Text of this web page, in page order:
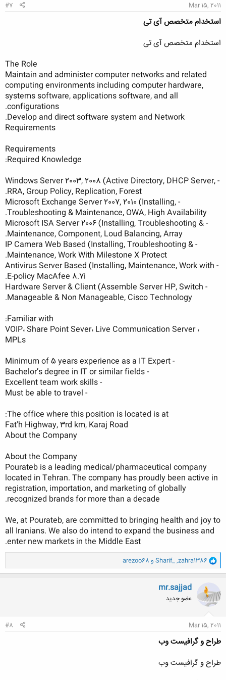
Mar 15, 2011
#7
استخدام متخصص آی تی
استخدام متخصص آی تی
The Role
Maintain and administer computer networks and related
computing environments including computer hardware,
systems software, applications software, and all
configurations.
Develop and direct software system and Network.
Requirements
Requirements
Required Knowledge:
- Windows Server 2003, 2008 (Active Directory, DHCP Server,
RRA, Group Policy, Replication, Forest.
- Microsoft Exchange Server 2007, 2010 (Installing,
Troubleshooting & Maintenance, OWA, High Availability.
- Microsoft ISA Server 2006 (Installing, Troubleshooting &
Maintenance, Component, Loud Balancing, Array.
- IP Camera Web Based (Installing, Troubleshooting &
Maintenance, Work With Milestone X Protect.
- Antivirus Server Based (Installing, Maintenance, Work with
E-policy MacAfee 8.7i.
- Hardware Server & Client (Assemble Server HP, Switch
Manageable & Non Manageable, Cisco Technology.
Familiar with:
VOIP، Share Point Sever، Live Communication Server ،
MPLs
- Minimum of 5 years experience as a IT Expert
- Bachelor’s degree in IT or similar fields
- Excellent team work skills
- Must be able to travel
The office where this position is located is at:
Fat'h Highway, 3rd km, Karaj Road
About the Company
About the Company
Pourateb is a leading medical/pharmaceutical company
located in Tehran. The company has proudly been active in
registration, importation, and marketing of globally
recognized brands for more than a decade.
We, at Pourateb, are committed to bringing health and joy to
all Iranians. We also do intend to expand the business and
enter new markets in the Middle East.​
و
ا
ک
ن
ش
ه
ا
zahra1386
,
Sharif_ و arezoo68
mr.sajjad
عضو جدید
Mar 15, 2011
#8
طراح و گرافیست وب
طراح و گرافیست وب